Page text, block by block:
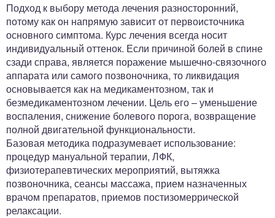
Подход к выбору метода лечения разносторонний,
потому как он напрямую зависит от первоисточника
основного симптома. Курс лечения всегда носит
индивидуальный оттенок. Если причиной болей в спине
сзади справа, является поражение мышечно-связочного
аппарата или самого позвоночника, то ликвидация
основывается как на медикаментозном, так и
безмедикаментозном лечении. Цель его – уменьшение
воспаления, снижение болевого порога, возвращение
полной двигательной функциональности.
Базовая методика подразумевает использование:
процедур мануальной терапии, ЛФК,
физиотерапевтических мероприятий, вытяжка
позвоночника, сеансы массажа, прием назначенных
врачом препаратов, приемов постизомеррической
релаксации.